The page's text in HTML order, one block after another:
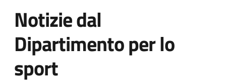
Notizie dal
Dipartimento per lo
sport